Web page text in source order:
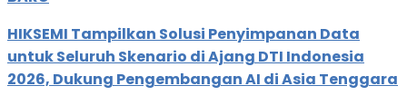
HIKSEMI Tampilkan Solusi Penyimpanan Data
untuk Seluruh Skenario di Ajang DTI Indonesia
2026, Dukung Pengembangan AI di Asia Tenggara